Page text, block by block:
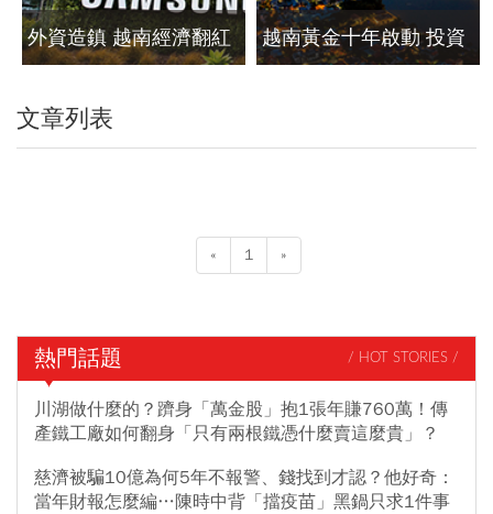
外資造鎮 越南經濟翻紅 越南黃金十年啟動 投資
文章列表
« 1 »
熱門話題 / HOT STORIES /
川湖做什麼的？躋身「萬金股」抱1張年賺760萬！傳
產鐵工廠如何翻身「只有兩根鐵憑什麼賣這麼貴」？
慈濟被騙10億為何5年不報警、錢找到才認？他好奇：
當年財報怎麼編…陳時中背「擋疫苗」黑鍋只求1件事